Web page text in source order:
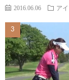
2016.06.06 ア